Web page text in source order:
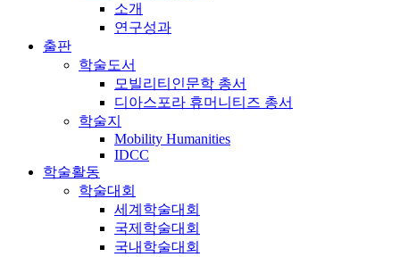
소개
연구성과
출판
학술도서
모빌리티인문학 총서
디아스포라 휴머니티즈 총서
학술지
Mobility Humanities
IDCC
학술활동
학술대회
세계학술대회
국제학술대회
국내학술대회